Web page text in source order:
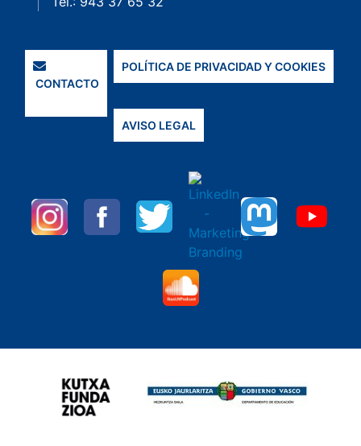
CONTACTO
POLÍTICA DE PRIVACIDAD Y COOKIES
AVISO LEGAL